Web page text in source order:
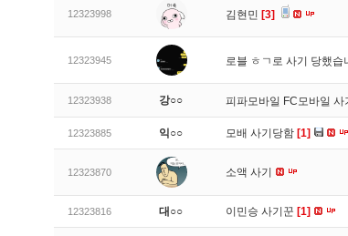
12323998 김현민 [3]
12323945 로블 ㅎㄱ로 사기 당했습
12323938 강○○ 피파모바일 FC모바일
12323885 익○○ 모배 사기당함 [1]
12323870 소액 사기
12323816 대○○ 이민승 사기꾼 [1]